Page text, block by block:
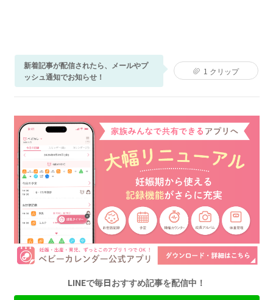
新着記事が配信されたら、メールやプ
ッシュ通知でお知らせ！
1 クリップ
LINEで毎日おすすめ記事を配信中！